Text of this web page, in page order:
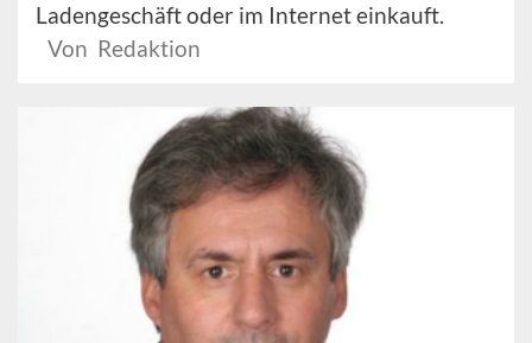
Ladengeschäft oder im Internet einkauft.
Von Redaktion